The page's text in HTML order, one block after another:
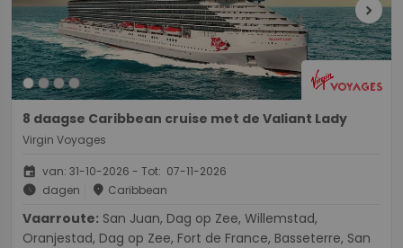
chevron_right
8 daagse Caribbean cruise met de Valiant Lady
Virgin Voyages
event van: 31-10-2026 - Tot: 07-11-2026
schedule dagen place Caribbean
Vaarroute:
Oranjestad, Dag op Zee, Fort de France, Basseterre, San